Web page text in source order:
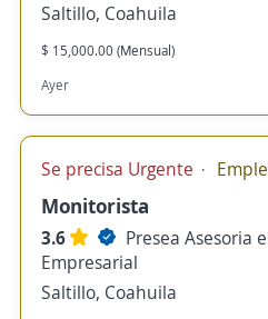
Saltillo, Coahuila
$ 15,000.00 (Mensual)
Ayer
Se precisa Urgente
Monitorista
3.6
Presea Asesoria
Empresarial
Saltillo, Coahuila